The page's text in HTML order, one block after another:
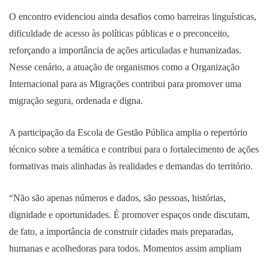
O encontro evidenciou ainda desafios como barreiras linguísticas,
dificuldade de acesso às políticas públicas e o preconceito,
reforçando a importância de ações articuladas e humanizadas.
Nesse cenário, a atuação de organismos como a Organização
Internacional para as Migrações contribui para promover uma
migração segura, ordenada e digna.
A participação da Escola de Gestão Pública amplia o repertório
técnico sobre a temática e contribui para o fortalecimento de ações
formativas mais alinhadas às realidades e demandas do território.
“Não são apenas números e dados, são pessoas, histórias,
dignidade e oportunidades. É promover espaços onde discutam,
de fato, a importância de construir cidades mais preparadas,
humanas e acolhedoras para todos. Momentos assim ampliam